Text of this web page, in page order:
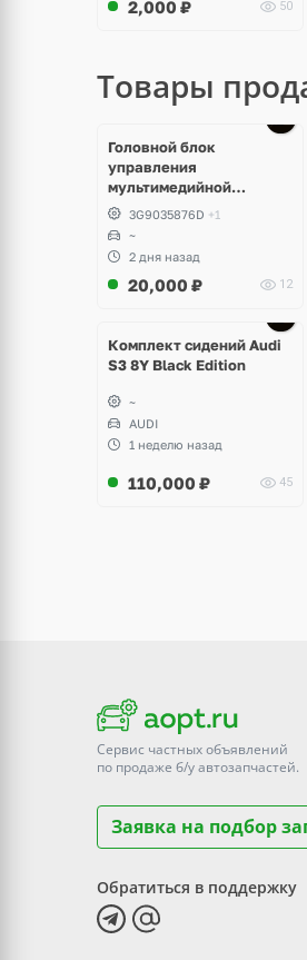
2,000 ₽ 50
Товары
Головной блок
управления
мультимедийной
системы Volkswagen T-
Roc
3G9035876D +1
~
2 дня назад
20,000 ₽ 12
Комплект сидений Audi
S3 8Y Black Edition
~
AUDI
1 неделю назад
110,000 ₽ 45
Сервис частных объявлений
по продаже б/уавтозапчастей.
Заявка на подбор
Обратиться в поддержку